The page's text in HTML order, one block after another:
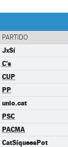
PARTIDO
JxSí
C's
CUP
PP
unio.cat
PSC
PACMA
CatSíqueesPot